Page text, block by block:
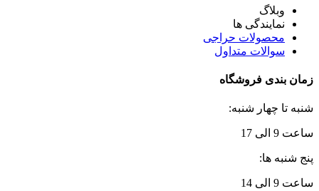
وبلاگ
نمایندگی ها
محصولات حراجی
سوالات متداول
زمان بندی فروشگاه
شنبه تا چهار شنبه:
ساعت 9 الی 17
پنج شنبه ها:
ساعت 9 الی 14